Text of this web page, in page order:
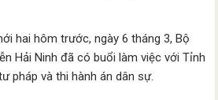
hai hôm trước, ngày 6 tháng 3, Bộ
Hải Ninh đã có buổi làm việc với Tỉnh
pháp và thi hành án dân sự.